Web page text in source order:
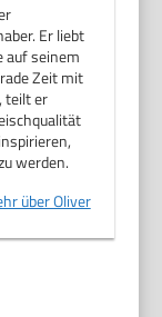
Er liebt
auf seinem
Zeit mit
teilt er
werden.
über Oliver